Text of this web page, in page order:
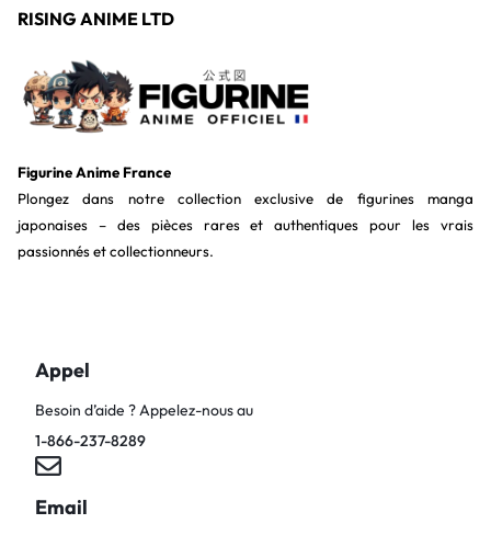
RISING ANIME LTD
Figurine Anime France
Plongez dans notre collection exclusive de figurines manga
japonaises – des pièces rares et authentiques pour les vrais
passionnés et collectionneurs.
Appel
Besoin d’aide ? Appelez-nous au
1-866-237-8289
Email